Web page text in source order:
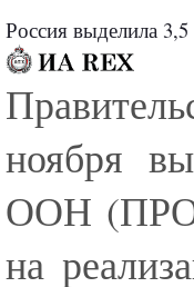
Россия выделила 3,5
ноября
ООН
на